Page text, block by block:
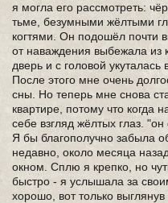
я могла его рассмотреть:
тьме, безумными жёлтыми
когтями. Он подошёл почти
от наваждения выбежала из
дверь и с головой укуталась
После этого мне очень
сны. Но теперь мне снова
квартире, потому что когда
себе взгляд жёлтых глаз. "он
Я бы благополучно забыла
недавно, около месяца
окном. Сплю я крепко, но
быстро - я услышала за
хорошо, вот только